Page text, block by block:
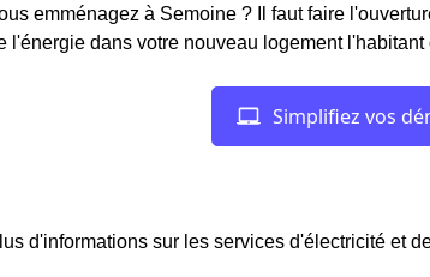
emménagez à Semoine ? Il faut faire
l'énergie dans votre nouveau logement l'habitant
d'informations sur les services d'électricité et